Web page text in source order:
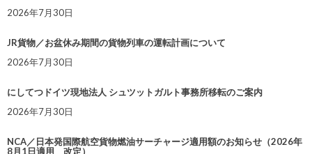
2026年7月30日
JR貨物／お盆休み期間の貨物列車の運転計画について
2026年7月30日
にしてつドイツ現地法人 シュツットガルト事務所移転のご案内
2026年7月30日
NCA／日本発国際航空貨物燃油サーチャージ適用額のお知らせ（2026年
8月1日適用 改定）